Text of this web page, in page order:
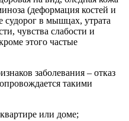
(деформация костей и
судорог в мышцах, утрата
чувства слабости и
этого частые
заболевания – отказ
такими
или доме;